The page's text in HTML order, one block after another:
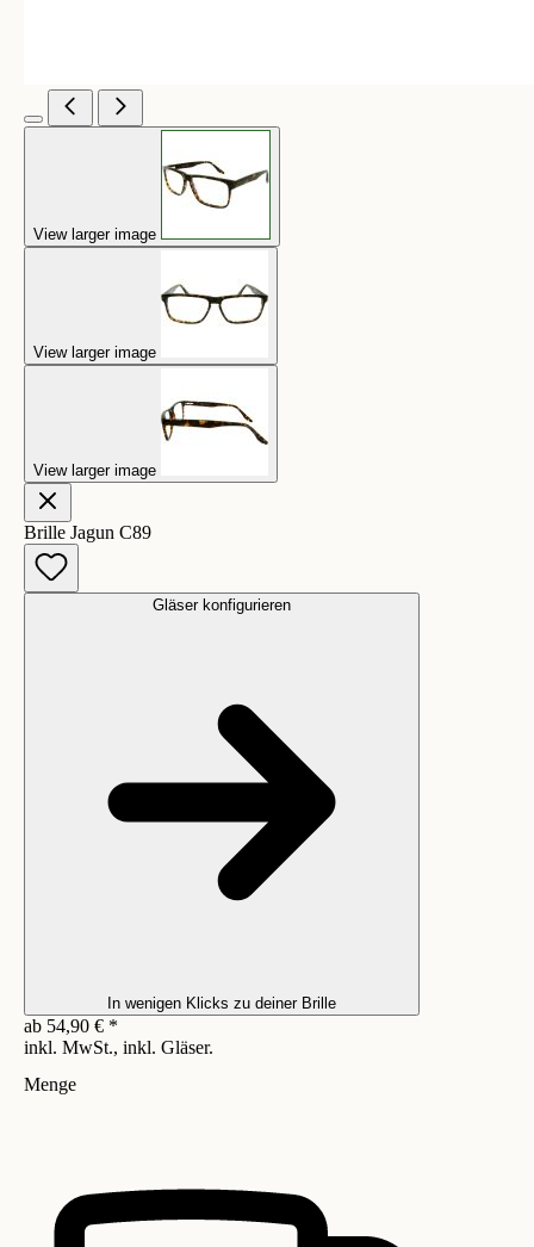
View larger image
View larger image
View larger image
Brille Jagun C89
Gläser konfigurieren
In wenigen Klicks zu deiner Brille
ab 54,90 € *
inkl. MwSt., inkl. Gläser.
Menge